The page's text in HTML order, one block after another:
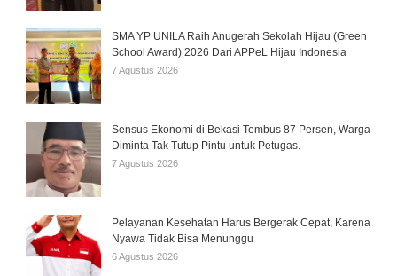
SMA YP UNILA Raih Anugerah Sekolah Hijau (Green
School Award) 2026 Dari APPeL Hijau Indonesia
7 Agustus 2026
Sensus Ekonomi di Bekasi Tembus 87 Persen, Warga
Diminta Tak Tutup Pintu untuk Petugas.
7 Agustus 2026
Pelayanan Kesehatan Harus Bergerak Cepat, Karena
Nyawa Tidak Bisa Menunggu
6 Agustus 2026